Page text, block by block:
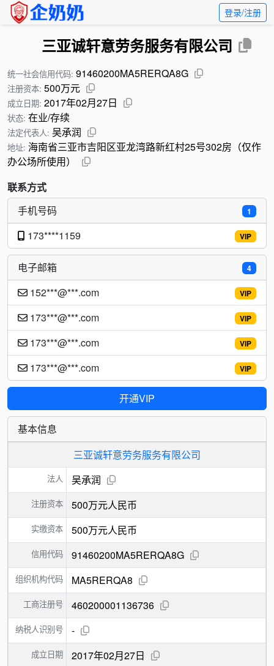
登录/注册
三亚诚轩意劳务服务有限公司
统一社会信用代码: 91460200MA5RERQA8G
注册资本: 500万元
成立日期: 2017年02月27日
状态: 在业/存续
法定代表人: 吴承润
地址: 海南省三亚市吉阳区亚龙湾路新红村25号302房（仅作
办公场所使用）
联系方式
1
手机号码
VIP
173****1159
4
电子邮箱
VIP
152***@***.com
VIP
173***@***.com
VIP
173***@***.com
VIP
173***@***.com
开通VIP
基本信息
三亚诚轩意劳务服务有限公司
法人 吴承润
注册资本 500万元人民币
实缴资本 500万元人民币
信用代码 91460200MA5RERQA8G
组织机构代码 MA5RERQA8
工商注册号 460200001136736
纳税人识别号 -
成立日期 2017年02月27日